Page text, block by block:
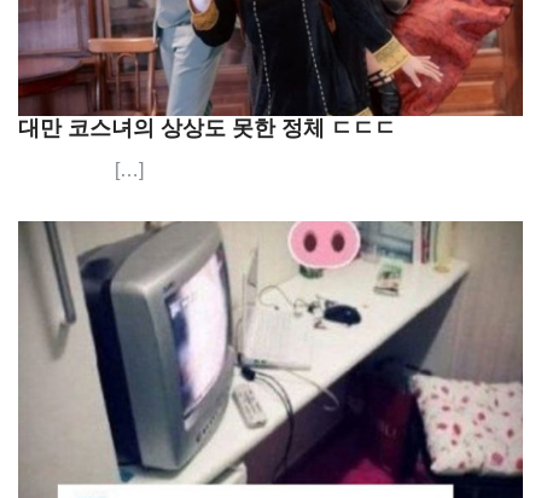
대만 코스녀의 상상도 못한 정체 ㄷㄷㄷ
[…]